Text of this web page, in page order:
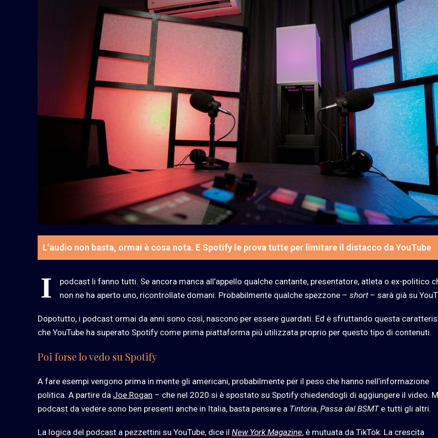
L’audio non basta, ormai è cosa nota. E Spotify le prova tutte per limitare il distacco da YouTube
I
podcast li fanno tutti. Se ancora manca all’appello qualche cantante, presentatore, atleta o ex-politico
non ne ha aperto uno, ricontrollate domani. Probabilmente qualche spezzone – short– sarà già su
Dopotutto, i podcast ormai da anni sono così, nascono per essere guardati. Ed è sfruttando questa
che YouTube ha superato Spotify come prima piattaforma più utilizzata proprio per questo tipo di contenuti.
Poi forse lo vedo su Spotify
A fare esempi vengono prima in mente gli americani, probabilmente per il peso che hanno nell’informazione
politica. A partire da Joe Rogan – che nel 2020 si è spostato su Spotify chiedendogli di aggiungere il video.
podcast da vedere sono ben presenti anche in Italia, basta pensare a Tintoria, Passa dal BSMTe tutti gli altri.
La logica del podcast a pezzettini su YouTube, dice il New York Magazine, è mutuata da TikTok. La crescita